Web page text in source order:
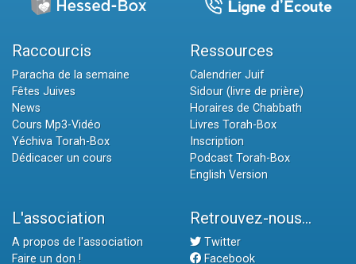
Raccourcis
Paracha de la semaine
Fêtes Juives
News
Cours Mp3-Vidéo
Yéchiva Torah-Box
Dédicacer un cours
Ressources
Calendrier Juif
Sidour (livre de prière)
Horaires de Chabbath
Livres Torah-Box
Inscription
Podcast Torah-Box
English Version
L'association
A propos de l'association
Faire un don !
Retrouvez-nous...
Twitter
Facebook